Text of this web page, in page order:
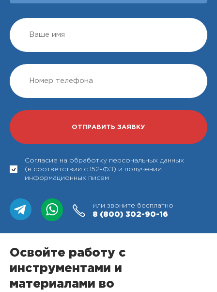
Согласие на обработку персональных данных
(в соответствии с 152-ФЗ) и получении
информационных писем
или звоните бесплатно
8 (800) 302-90-16
Освойте работу с
инструментами и
материалами во